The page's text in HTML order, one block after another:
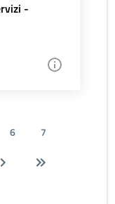
-
6
7